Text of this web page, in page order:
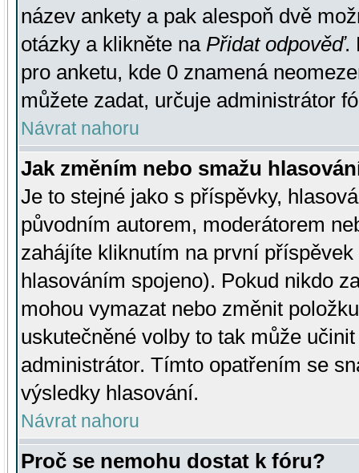
název ankety a pak alespoň dvě
otázky a klikněte na Přidat odpověď.
pro anketu, kde 0 znamená
můžete zadat, určuje administrátor
Návrat nahoru
Jak změním nebo smažu
Je to stejné jako s příspěvky,
původním autorem, moderátorem
zahájíte kliknutím na první
hlasováním spojeno). Pokud nikdo
mohou vymazat nebo změnit
uskutečněné volby to tak může
administrátor. Tímto opatřením se
výsledky hlasování.
Návrat nahoru
Proč se nemohu dostat k fóru?